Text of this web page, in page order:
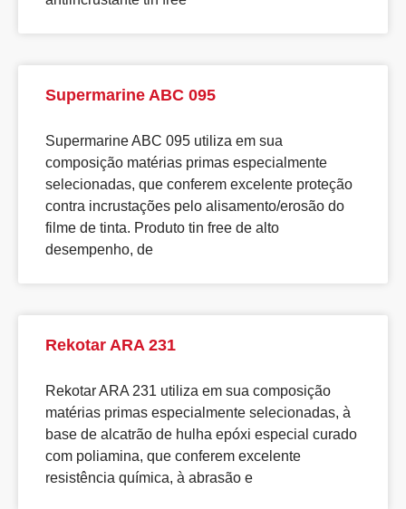
Supermarine ABC 095
Supermarine ABC 095 utiliza em sua
composição matérias primas especialmente
selecionadas, que conferem excelente proteção
contra incrustações pelo alisamento/erosão do
filme de tinta. Produto tin free de alto
desempenho, de
Rekotar ARA 231
Rekotar ARA 231 utiliza em sua composição
matérias primas especialmente selecionadas, à
base de alcatrão de hulha epóxi especial curado
com poliamina, que conferem excelente
resistência química, à abrasão e